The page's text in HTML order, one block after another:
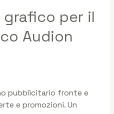
grafico per il
Audion
pubblicitario fronte e
e promozioni. Un